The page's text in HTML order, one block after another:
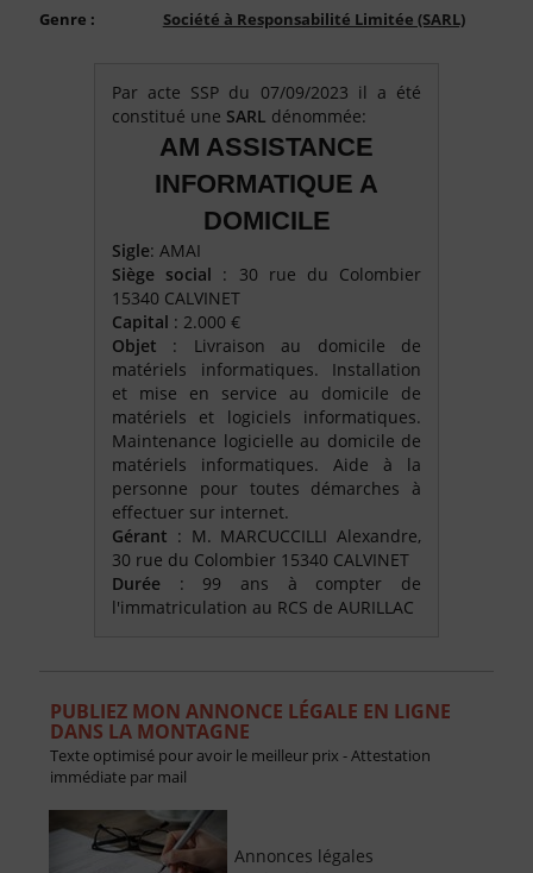
Genre :
Société à Responsabilité Limitée (SARL)
Par acte SSP du 07/09/2023 il a été
constitué une SARL dénommée:
AM ASSISTANCE
INFORMATIQUE A
DOMICILE
Sigle: AMAI
Siège social : 30 rue du Colombier
15340 CALVINET
Capital : 2.000 €
Objet : Livraison au domicile de
matériels informatiques. Installation
et mise en service au domicile de
matériels et logiciels informatiques.
Maintenance logicielle au domicile de
matériels informatiques. Aide à la
personne pour toutes démarches à
effectuer sur internet.
Gérant : M. MARCUCCILLI Alexandre,
30 rue du Colombier 15340 CALVINET
Durée : 99 ans à compter de
l'immatriculation au RCS de AURILLAC
PUBLIEZ MON ANNONCE LÉGALE EN LIGNE
DANS LA MONTAGNE
Texte optimisé pour avoir le meilleur prix - Attestation
immédiate par mail
Annonces légales